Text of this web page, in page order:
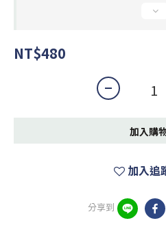
NT$480
加入購
加入追
分享到